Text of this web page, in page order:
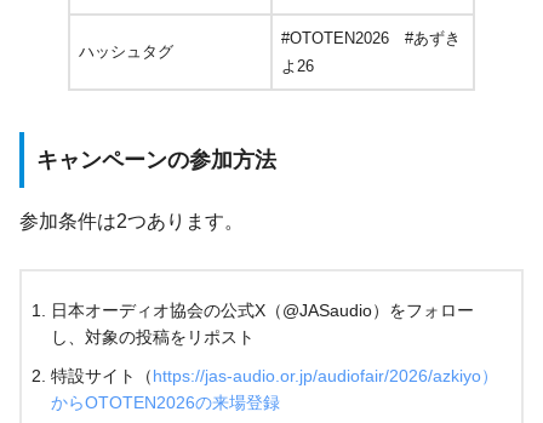
ハッシュタグ
#OTOTEN2026 #あずき
よ26
キャンペーンの参加方法
参加条件は2つあります。
日本オーディオ協会の公式X（@JASaudio）をフォロー
し、対象の投稿をリポスト
特設サイト（https://jas-audio.or.jp/audiofair/2026/azkiyo）
からOTOTEN2026の来場登録